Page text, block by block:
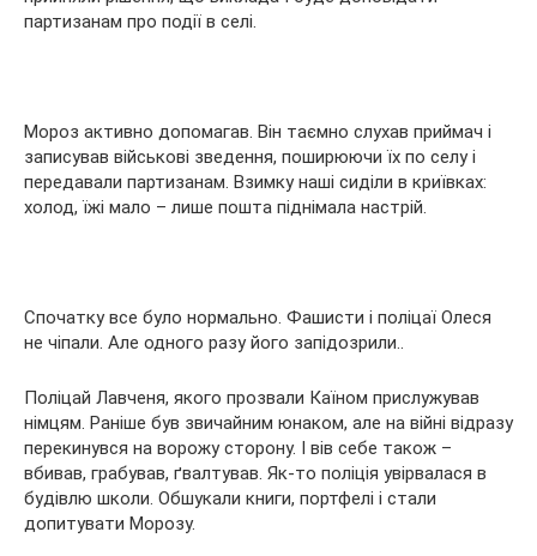
партизанам про події в селі.
Мороз активно допомагав. Він таємно слухав приймач і
записував військові зведення, поширюючи їх по селу і
передавали партизанам. Взимку наші сиділи в криївках:
холод, їжі мало – лише пошта піднімала настрій.
Спочатку все було нормально. Фашисти і поліцаї Олеся
не чіпали. Але одного разу його запідозрили..
Поліцай Лавченя, якого прозвали Каїном прислужував
німцям. Раніше був звичайним юнаком, але на війні відразу
перекинувся на ворожу сторону. І вів себе також –
вбивав, грабував, ґвалтував. Як-то поліція увірвалася в
будівлю школи. Обшукали книги, портфелі і стали
допитувати Морозу.